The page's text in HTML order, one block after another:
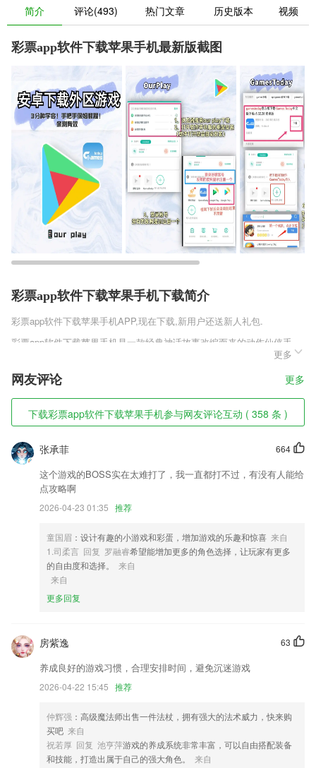
简介 评论(493) 热门文章 历史版本 视频
彩票app软件下载苹果手机最新版截图
彩票app软件下载苹果手机下载简介
彩票app软件下载苹果手机APP,现在下载,新用户还送新人礼包.
彩票app软件下载苹果手机是一款经典神话故事改编而来的动作仙侠手
游。绚丽的3D粒子酷炫技能以及扣人心弦的故事情节让玩家爱不释手。
为玩家呈现了一个血雨腥风的乱世江湖，规则道义不复存在，你可以纵容
心中的恶念，武林动荡。各方英豪化身精美人物，为君助阵，称霸一方，
扫荡乱世江湖!游戏以武侠修仙为主要的玩法，拥有华丽精美的场景画
面，酷炫呆萌的萌宠坐骑，精彩刺激的玩法剧情，玩家可以在这里热血闯
荡江湖，书写属于你的江湖神话故事!
彩票app软件下载苹果手机软件特色
1,提供一站式3D打印服务，业务涵盖：三维扫描、3D建模、3D打印、喷
涂、丝印、小批量生产等领域，可为高端制造、精准医疗、创新教育、定
制消费、文创等领域用户提供“3D数字化—智能设计—3D打印”系统解决
2,Ins网红日杂风滤镜，使用场景全覆盖，自拍、美食、建筑、风景，只
需要一个滤镜，瞬间提升照片质感！
3,无限容量，无限照片和视频数量，手机有多少容量就能装多少照片。
4,【站点查询】随时查看附近地铁站、出入口、卫生间及地铁延误资讯
6,中国烟草网络学院为客户提供了建立企业社交网络、通过爱问、社区实
现点对点的沟通交流以及与学员建立实时连接的能力。
彩票app软件下载苹果手机软件优势
1.系统推出了找拼音、找汉字、组词、学汉字等学习场景，同时配有优美
动听的游戏背景音乐
2.情景化的学习模式
3.无论识字卡还是识图卡，素材全都是生活中日常熟悉的内容，卡片制作
更多
网友评论 更多
下载彩票app软件下载苹果手机参与网友评论互动 ( 358 条 )
664
张承菲
这个游戏的BOSS实在太难打了，我一直都打不过，有没有人能给
点攻略啊
2026-04-23 01:35 推荐
童国眉 ：设计有趣的小游戏和彩蛋，增加游戏的乐趣和惊喜 来自
1.司柔言 回复 罗融睿希望能增加更多的角色选择，让玩家有更多
的自由度和选择。
来自
来自
更多回复
63
房紫逸
养成良好的游戏习惯，合理安排时间，避免沉迷游戏
2026-04-22 15:45 推荐
仲辉强 ：高级魔法师出售一件法杖，拥有强大的法术威力，快来购
买吧 来自
祝若厚 回复 池亨萍游戏的养成系统非常丰富，可以自由搭配装备
和技能，打造出属于自己的强大角色。
来自